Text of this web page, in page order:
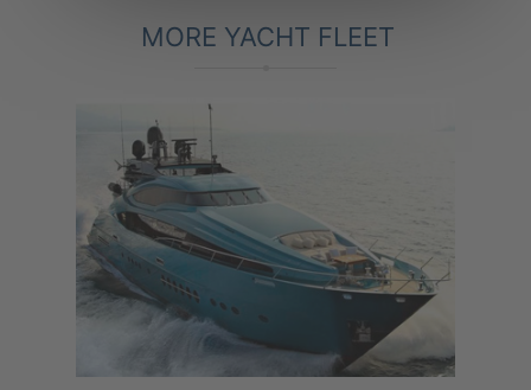
MORE YACHT FLEET